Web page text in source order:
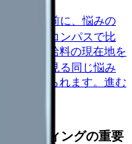
きか迷う前に、悩みの
給料コンパスで比
、今の給料の現在地を
で本音を見る 同じ悩み
確かめられます。 進む
ーケティングの重要